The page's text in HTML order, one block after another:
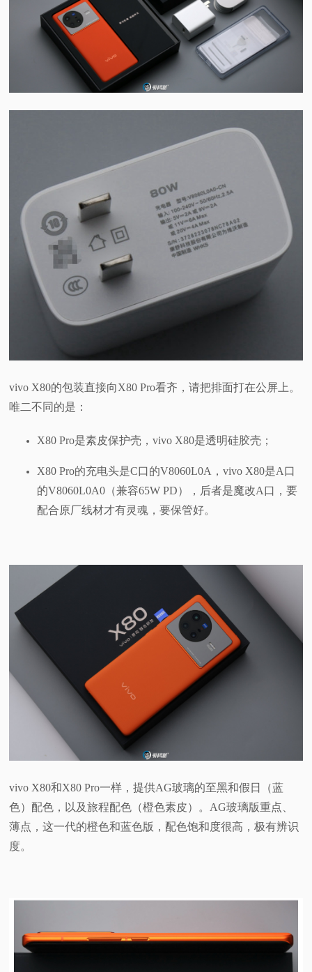
vivo X80的包装直接向X80 Pro看齐，请把排面打在公屏上。
唯二不同的是：
X80 Pro是素皮保护壳，vivo X80是透明硅胶壳；
X80 Pro的充电头是C口的V8060L0A，vivo X80是A口
的V8060L0A0（兼容65W PD），后者是魔改A口，要
配合原厂线材才有灵魂，要保管好。
vivo X80和X80 Pro一样，提供AG玻璃的至黑和假日（蓝
色）配色，以及旅程配色（橙色素皮）。AG玻璃版重点、
薄点，这一代的橙色和蓝色版，配色饱和度很高，极有辨识
度。